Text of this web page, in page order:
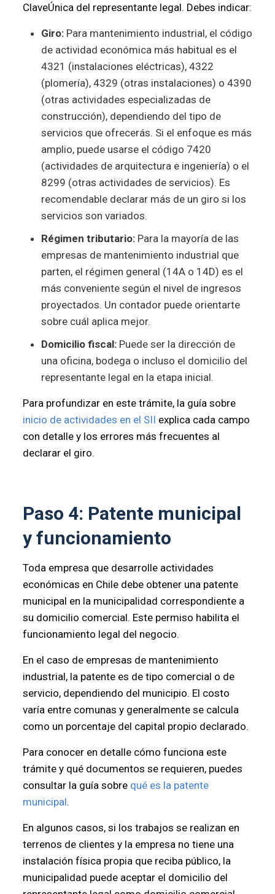
ClaveÚnica del representante legal. Debes indicar:
Giro:Para mantenimiento industrial, el código
de actividad económica más habitual es el
4321 (instalaciones eléctricas), 4322
(plomería), 4329 (otras instalaciones) o 4390
(otras actividades especializadas de
construcción), dependiendo del tipo de
servicios que ofrecerás. Si el enfoque es más
amplio, puede usarse el código 7420
(actividades de arquitectura e ingeniería) o el
8299 (otras actividades de servicios). Es
recomendable declarar más de un giro si los
servicios son variados.
Régimen tributario:Para la mayoría de las
empresas de mantenimiento industrial que
parten, el régimen general (14A o 14D) es el
más conveniente según el nivel de ingresos
proyectados. Un contador puede orientarte
sobre cuál aplica mejor.
Domicilio fiscal:Puede ser la dirección de
una oficina, bodega o incluso el domicilio del
representante legal en la etapa inicial.
Para profundizar en este trámite, la guía sobre
inicio de actividades en el SII explica cada campo
con detalle y los errores más frecuentes al
declarar el giro.
Paso 4: Patente municipal
y funcionamiento
Toda empresa que desarrolle actividades
económicas en Chile debe obtener una patente
municipal en la municipalidad correspondiente a
su domicilio comercial. Este permiso habilita el
funcionamiento legal del negocio.
En el caso de empresas de mantenimiento
industrial, la patente es de tipo comercial o de
servicio, dependiendo del municipio. El costo
varía entre comunas y generalmente se calcula
como un porcentaje del capital propio declarado.
Para conocer en detalle cómo funciona este
trámite y qué documentos se requieren, puedes
consultar la guía sobre qué es la patente
municipal.
En algunos casos, si los trabajos se realizan en
terrenos de clientes y la empresa no tiene una
instalación física propia que reciba público, la
municipalidad puede aceptar el domicilio del